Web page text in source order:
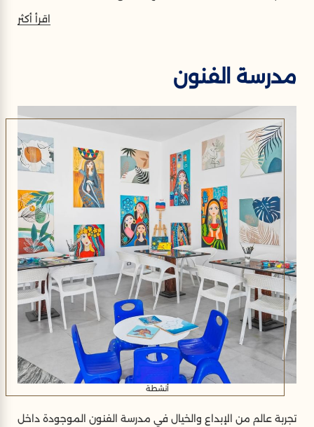
اقرأ أكثر
مدرسة الفنون
أنشطة
تجربة عالم من الإبداع والخيال في مدرسة الفنون الموجودة داخل